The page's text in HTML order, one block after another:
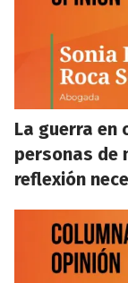
La guerra
personas de
reflexión